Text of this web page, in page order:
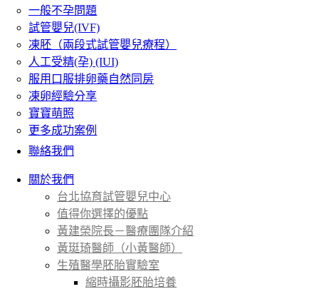
一般不孕問題
試管嬰兒(IVF)
凍胚（兩段式試管嬰兒療程）
人工受精(孕) (IUI)
服用口服排卵藥自然同房
凍卵經驗分享
寶寶萌照
更多成功案例
聯絡我們
關於我們
台北協育試管嬰兒中心
值得你選擇的優點
黃建榮院長－醫療團隊介紹
黃珽琦醫師（小黃醫師）
生殖醫學胚胎實驗室
縮時攝影胚胎培養